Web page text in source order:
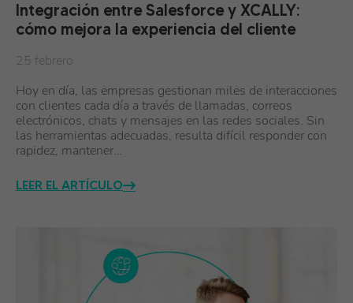
Integración entre Salesforce y XCALLY:
cómo mejora la experiencia del cliente
25 febrero
Hoy en día, las empresas gestionan miles de interacciones
con clientes cada día a través de llamadas, correos
electrónicos, chats y mensajes en las redes sociales. Sin
las herramientas adecuadas, resulta difícil responder con
rapidez, mantener…
LEER EL ARTÍCULO